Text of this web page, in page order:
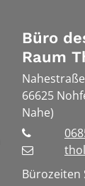
Büro
Raum
66625
Nahe)
Bürozeiten